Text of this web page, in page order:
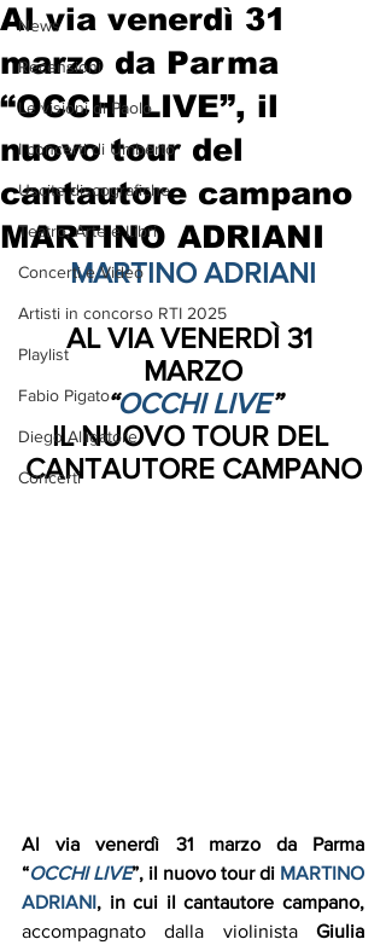
News
Recensioni
Le visioni di Paolo
I concerti di Umberto
Uscite discografiche
Teatro, Arte e Libri
Concerti e Video
Artisti in concorso RTI 2025
Playlist
Fabio Pigato
Diego Alligatore
Concerti
Al via venerdì 31
marzo da Parma
“OCCHI LIVE”, il
nuovo tour del
cantautore campano
MARTINO ADRIANI
MARTINO ADRIANI
AL VIA VENERDÌ 31
MARZO
“OCCHI LIVE”
IL NUOVO TOUR DEL
CANTAUTORE CAMPANO
Al via venerdì 31 marzo da Parma
“OCCHI LIVE”, il nuovo tour di MARTINO
ADRIANI
accompagnato dalla violinista Giulia